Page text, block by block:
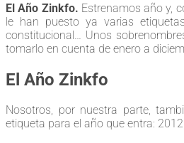
El Año Zinkfo. Estrenamos año y,
le han puesto ya varias
constitucional… Unos
tomarlo en cuenta de enero a
El Año Zinkfo
Nosotros, por nuestra parte,
etiqueta para el año que entra: 2012